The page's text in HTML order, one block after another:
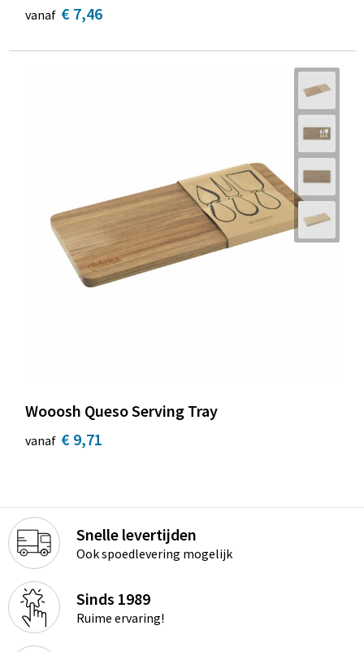
vanaf € 7,46
Wooosh Queso Serving Tray
vanaf € 9,71
Snelle levertijden
Ook spoedlevering mogelijk
Sinds 1989
Ruime ervaring!